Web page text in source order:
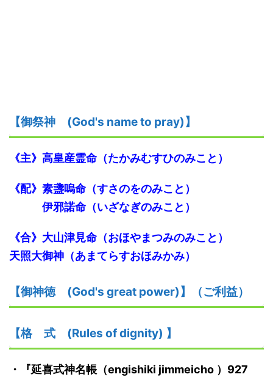
【御祭神 (God's name to pray)】
《主》高皇産霊命（たかみむすひのみこと）
《配》素盞嗚命（すさのをのみこと）
伊邪諾命（いざなぎのみこと）
《合》大山津見命（おほやまつみのみこと）
天照大御神（あまてらすおほみかみ）
【御神徳 (God's great power)】 （ご利益）
【格 式 (Rules of dignity) 】
・『延喜式神名帳 （engishiki jimmeicho ） 927